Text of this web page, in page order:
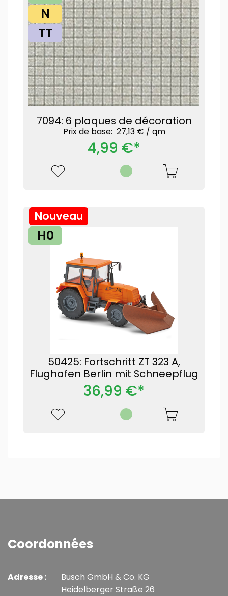
N
TT
7094: 6 plaques de décoration
Prix ​​de base: 27,13 € / qm
4,99 €*
H0
50425: Fortschritt ZT 323 A,
Flughafen Berlin mit Schneepflug
Nouveau
36,99 €*
Coordonnées
Adresse :
Busch GmbH & Co. KG
Heidelberger Straße 26